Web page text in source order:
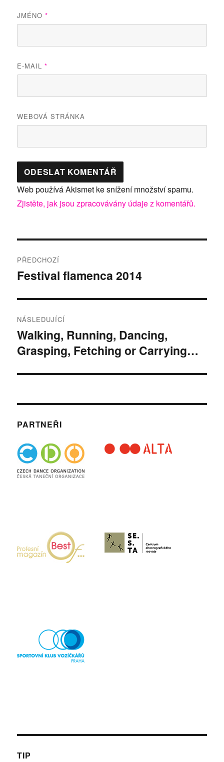
JMÉNO*
E-MAIL*
WEBOVÁ STRÁNKA
Web používá Akismet ke snížení množství spamu.
Zjistěte, jak jsou zpracovávány údaje z komentářů.
pro
PŘEDCHOZÍ
Předchozí
Festival flamenca 2014
NÁSLEDUJÍCÍ
Následující
příspěvek:
Walking, Running, Dancing,
Grasping, Fetching or Carrying…
PARTNEŘI
TIP